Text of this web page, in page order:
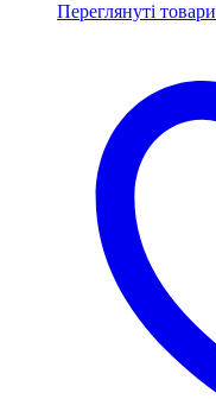
Переглянуті товари